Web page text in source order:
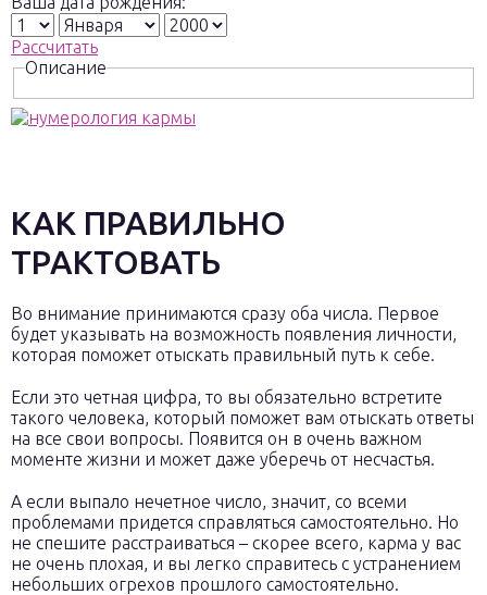
Рассчитать
Описание
КАК ПРАВИЛЬНО
ТРАКТОВАТЬ
Во внимание принимаются сразу оба числа. Первое
будет указывать на возможность появления личности,
которая поможет отыскать правильный путь к себе.
Если это четная цифра, то вы обязательно встретите
такого человека, который поможет вам отыскать ответы
на все свои вопросы. Появится он в очень важном
моменте жизни и может даже уберечь от несчастья.
А если выпало нечетное число, значит, со всеми
проблемами придется справляться самостоятельно. Но
не спешите расстраиваться – скорее всего, карма у вас
не очень плохая, и вы легко справитесь с устранением
небольших огрехов прошлого самостоятельно.